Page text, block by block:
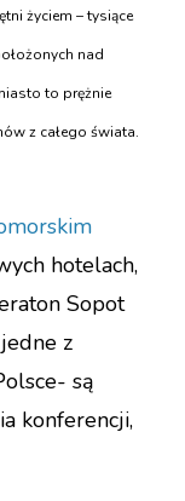
życiem – tysiące
nad
to prężnie
z całego świata.
hotelach,
Sopot
z
są
konferencji,